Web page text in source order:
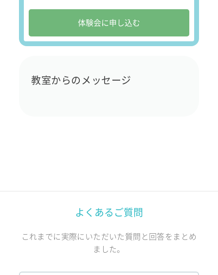
体験会に申し込む
教室からのメッセージ
よくあるご質問
これまでに実際にいただいた質問と回答をまとめ
ました。